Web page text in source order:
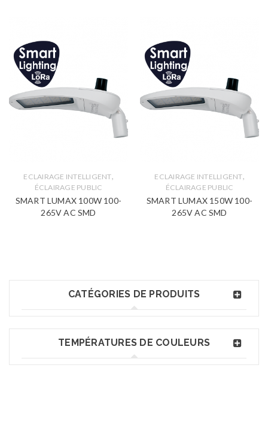
CATÉGORIES DE PRODUITS
TEMPÉRATURES DE COULEURS
ECLAIRAGE INTELLIGENT,
ÉCLAIRAGE PUBLIC
SMART LUMAX 100W 100-
265V AC SMD
ECLAIRAGE INTELLIGENT,
ÉCLAIRAGE PUBLIC
SMART LUMAX 150W 100-
265V AC SMD